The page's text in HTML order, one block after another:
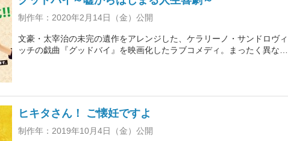
制作年：2020年2月14日（金）公開
文豪・太宰治の未完の遺作をアレンジした、ケラリーノ・サンドロヴィ
ッチの戯曲『グッドバイ』を映画化したラブコメディ。まったく異なる
ヒキタさん！ ご懐妊ですよ
制作年：2019年10月4日（金）公開